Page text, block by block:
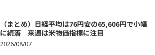
（まとめ）日経平均は76円安の65,606円で小幅
に続落 来週は米物価指標に注目
2026/08/07